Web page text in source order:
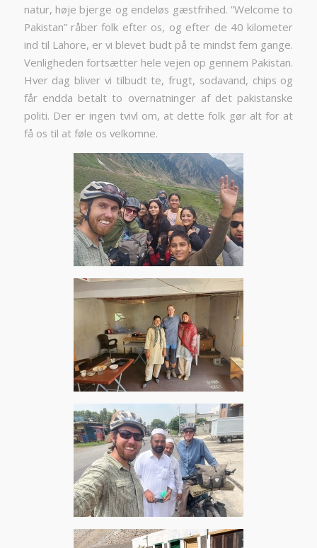
natur, høje bjerge og endeløs gæstfrihed. ”Welcome to
Pakistan” råber folk efter os, og efter de 40 kilometer
ind til Lahore, er vi blevet budt på te mindst fem gange.
Venligheden fortsætter hele vejen op gennem Pakistan.
Hver dag bliver vi tilbudt te, frugt, sodavand, chips og
får endda betalt to overnatninger af det pakistanske
politi. Der er ingen tvivl om, at dette folk gør alt for at
få os til at føle os velkomne.